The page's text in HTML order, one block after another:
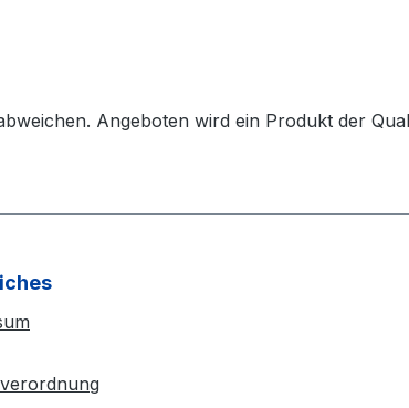
Angeboten wird ein Produkt der